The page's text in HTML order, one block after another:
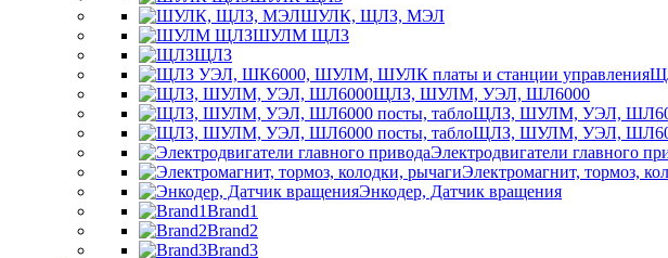
ШУЛК, ЩЛЗ, МЭЛ
ШУЛМ ЩЛЗ
ЩЛЗ
ЩЛЗ, ШУЛМ, УЭЛ, ШЛ6000
ЩЛЗ, ШУЛМ, УЭЛ,
ЩЛЗ, ШУЛМ, УЭЛ,
Электродвигатели главного
Электромагнит, тормоз,
Энкодер, Датчик вращения
Brand1
Brand2
Brand3